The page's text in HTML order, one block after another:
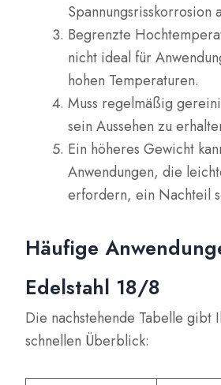
Spannungsrisskorrosion
Begrenzte
nicht ideal für
hohen Temperaturen.
Muss regelmäßig
sein Aussehen zu
Ein höheres Gewicht
Anwendungen, die
erfordern, ein Nachteil
Häufige
Edelstahl 18/8
Die nachstehende Tabelle gibt
schnellen Überblick: